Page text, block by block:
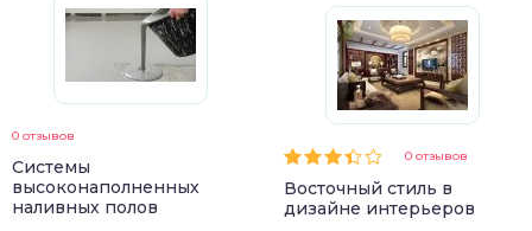
0 отзывов
Системы
высоконаполненных
наливных полов
0 отзывов
Восточный стиль в
дизайне интерьеров